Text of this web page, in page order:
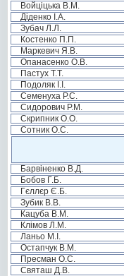
Войціцька В.М.
Діденко І.А.
Зубач Л.Л.
Костенко П.П.
Маркевич Я.В.
Опанасенко О.В.
Пастух Т.Т.
Подоляк І.І.
Семенуха Р.С.
Сидорович Р.М.
Скрипник О.О.
Сотник О.С.
Барвіненко В.Д.
Бобов Г.Б.
Гєллєр Є.Б.
Зубик В.В.
Кацуба В.М.
Клімов Л.М.
Ланьо М.І.
Остапчук В.М.
Пресман О.С.
Святаш Д.В.